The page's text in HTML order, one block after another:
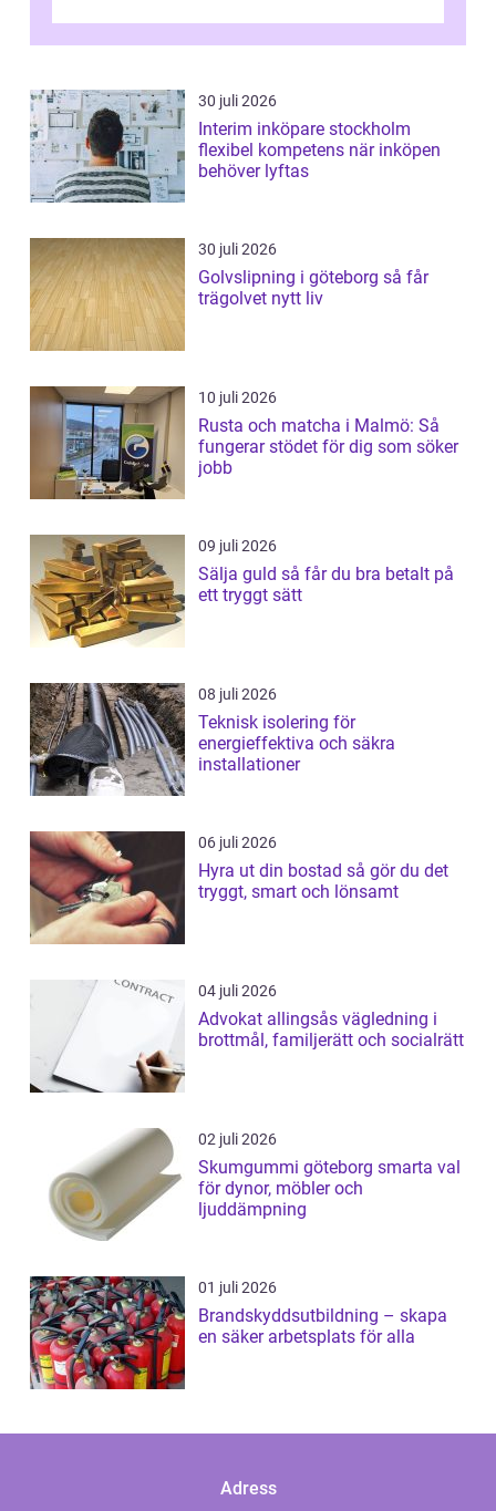
30 juli 2026
Interim inköpare stockholm
flexibel kompetens när inköpen
behöver lyftas
30 juli 2026
Golvslipning i göteborg så får
trägolvet nytt liv
10 juli 2026
Rusta och matcha i Malmö: Så
fungerar stödet för dig som söker
jobb
09 juli 2026
Sälja guld så får du bra betalt på
ett tryggt sätt
08 juli 2026
Teknisk isolering för
energieffektiva och säkra
installationer
06 juli 2026
Hyra ut din bostad så gör du det
tryggt, smart och lönsamt
04 juli 2026
Advokat allingsås vägledning i
brottmål, familjerätt och socialrätt
02 juli 2026
Skumgummi göteborg smarta val
för dynor, möbler och
ljuddämpning
01 juli 2026
Brandskyddsutbildning – skapa
en säker arbetsplats för alla
Adress